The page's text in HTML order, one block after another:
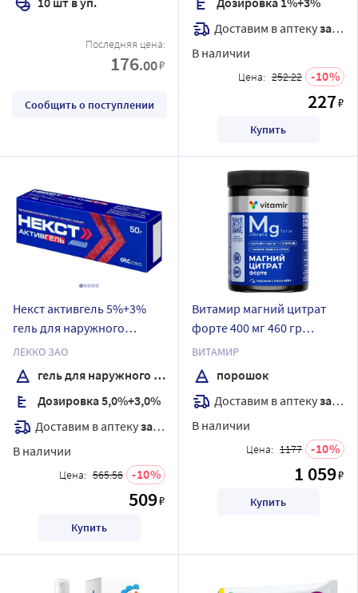
Последняя цена:
176.00₽
Сообщить о поступлении
Доставим в аптекузавтра
В наличии
Цена: 252.22 10
227₽
Купить
Некст активгель 5%+3%
гель для наружного
применения 50 гр
ЛЕККО ЗАО
гель для наружного применения
Дозировка 5,0%+3,0%
Доставим в аптекузавтра
В наличии
Цена: 565.56 10
509₽
Купить
Витамир магний цитрат
форте 400 мг 460 гр
порошок/банка
ВИТАМИР
порошок
Доставим в аптекузавтра
В наличии
Цена: 1177 10
1 059₽
Купить